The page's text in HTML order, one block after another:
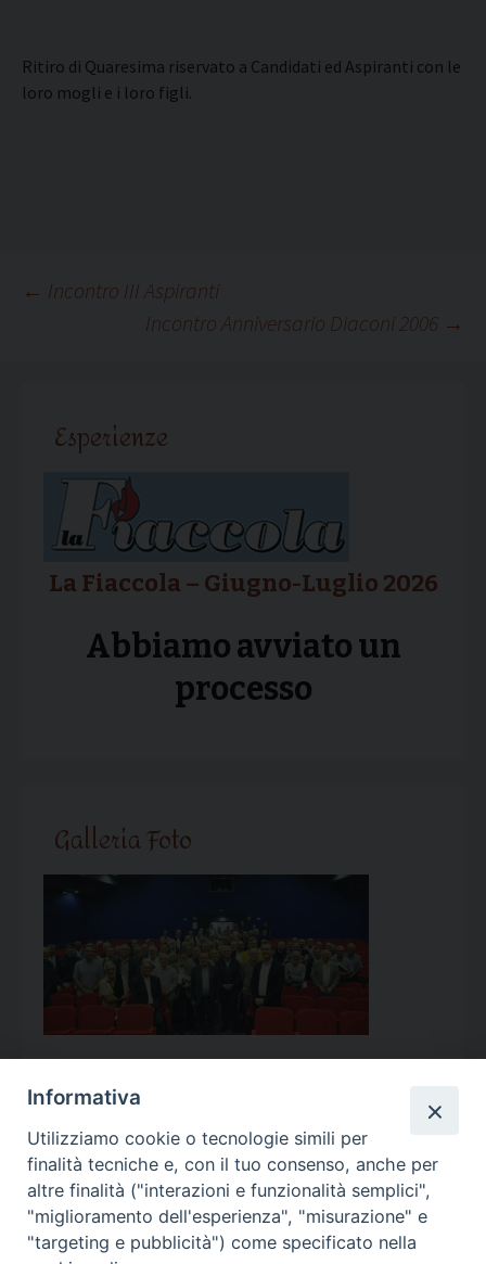
Ritiro di Quaresima riservato a Candidati ed Aspiranti con le
loro mogli e i loro figli.
Navigazione
← Incontro III Aspiranti
Incontro Anniversario Diaconi 2006 →
Esperienze
La Fiaccola – Giugno-Luglio 2026
Abbiamo avviato un
processo
Galleria Foto
Calendario Appuntamenti
<< Ago 2026 >>
l m m g v s d
Informativa
Utilizziamo cookie o tecnologie simili per
finalità tecniche e, con il tuo consenso, anche per
altre finalità ("interazioni e funzionalità semplici",
"miglioramento dell'esperienza", "misurazione" e
"targeting e pubblicità") come specificato nella